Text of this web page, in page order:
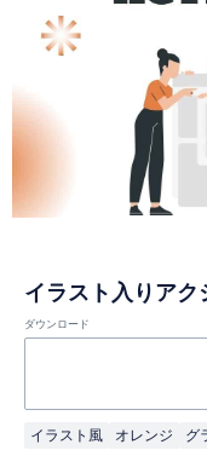
イラスト入りア
ダウンロード
イラスト風 オレンジ グ